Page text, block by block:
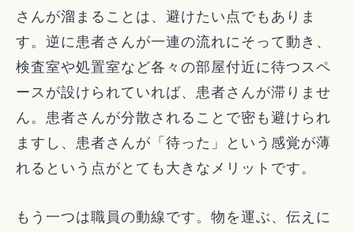
さんが溜まることは、避けたい点でもありま
す。逆に患者さんが一連の流れにそって動き、
検査室や処置室など各々の部屋付近に待つスペ
ースが設けられていれば、患者さんが滞りませ
ん。患者さんが分散されることで密も避けられ
ますし、患者さんが「待った」という感覚が薄
れるという点がとても大きなメリットです。
もう一つは職員の動線です。物を運ぶ、伝えに